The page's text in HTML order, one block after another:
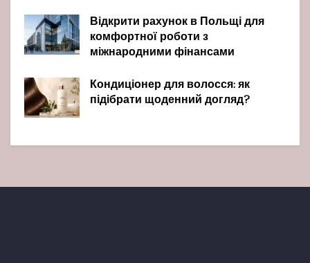
Відкрити рахунок в Польщі для
комфортної роботи з
міжнародними фінансами
Кондиціонер для волосся: як
підібрати щоденний догляд?